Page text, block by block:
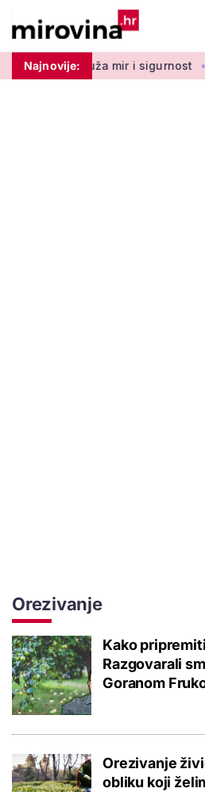
Najnovije:
Pruža mir i sigurnost
Orezivanje
Kako
Razgovarali
Goranom
Orezivanje
obliku koji